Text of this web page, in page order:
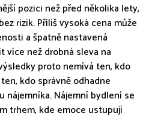
pozici než před několika lety,
rizik. Příliš vysoká cena může
a špatně nastavená
více než drobná sleva na
proto nemívá ten, kdo
kdo správně odhadne
Nájemní bydlení se
trhem, kde emoce ustupují